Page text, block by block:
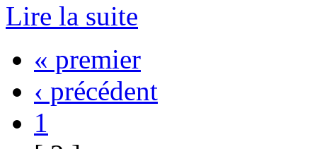
Lire la suite
« premier
‹ précédent
1